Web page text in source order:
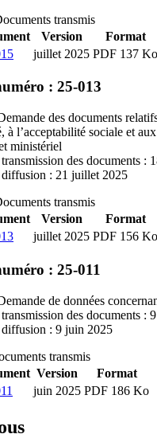
transmis
Version
Format
juillet 2025 PDF 137 Ko
: 25-013
des documents
à l’acceptabilité sociale et
ministériel
des documents :
diffusion : 21 juillet 2025
transmis
Version
Format
juillet 2025 PDF 156 Ko
: 25-011
de données
des documents :
diffusion : 9 juin 2025
transmis
Version
Format
juin 2025 PDF 186 Ko